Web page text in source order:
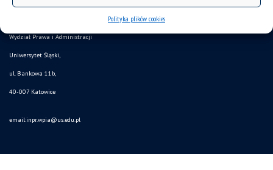
Polityka plików cookies
Wydział Prawa i Administracji
Uniwersytet Śląski,
ul. Bankowa 11b,
40-007 Katowice
email:inpr.wpia@us.edu.pl